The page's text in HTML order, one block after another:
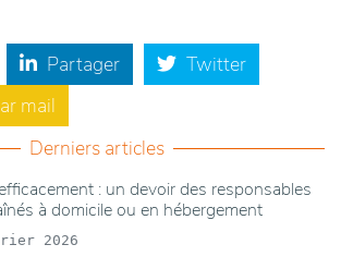
Partager
Twitter
mail
Derniers articles
: un devoir des responsables
à domicile ou en hébergement
2026